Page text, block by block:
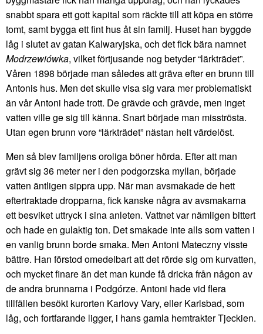
snabbt spara ett gott kapital som räckte till att köpa en större
tomt, samt bygga ett fint hus åt sin familj. Huset han byggde
låg i slutet av gatan Kalwaryjska, och det fick bära namnet
Modrzewiówka, vilket förtjusande nog betyder “lärkträdet”.
Våren 1898 började man således att gräva efter en brunn till
Antonis hus. Men det skulle visa sig vara mer problematiskt
än vår Antoni hade trott. De grävde och grävde, men inget
vatten ville ge sig till känna. Snart började man misströsta.
Utan egen brunn vore “lärkträdet” nästan helt värdelöst.
Men så blev familjens oroliga böner hörda. Efter att man
grävt sig 36 meter ner i den podgorzska myllan, började
vatten äntligen sippra upp. När man avsmakade de hett
eftertraktade dropparna, fick kanske några av avsmakarna
ett besviket uttryck i sina anleten. Vattnet var nämligen bittert
och hade en gulaktig ton. Det smakade inte alls som vatten i
en vanlig brunn borde smaka. Men Antoni Mateczny visste
bättre. Han förstod omedelbart att det rörde sig om kurvatten,
och mycket finare än det man kunde få dricka från någon av
de andra brunnarna i Podgórze. Antoni hade vid flera
tillfällen besökt kurorten Karlovy Vary, eller Karlsbad, som
låg, och fortfarande ligger, i hans gamla hemtrakter Tjeckien.